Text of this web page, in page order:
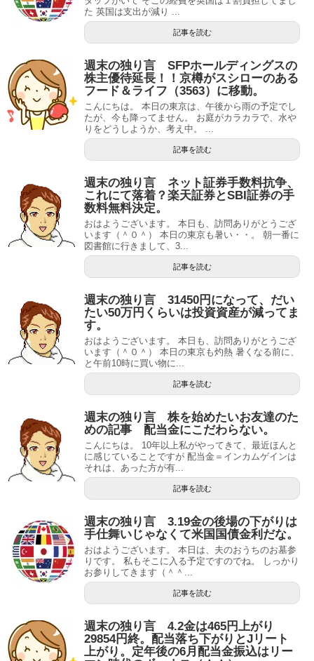
た 英国は支出が減り ...
記事を読む
週末の独り言 SFPホールディングスの
株主優待延長！！京樽がスシローのある
フード＆ライフ（3563）に移動。
こんにちは。 本日の東京は、午後から雨の予定でし
たが、今も降ってません。 お庭がカラカラで、水や
りをどうしようか、考え中。 ...
記事を読む
週末の独り言 ネット証券手数料抗争、
これにて落着？楽天証券とSBI証券の手
数料無料決定。
おはようございます。 本日も、訪問ありがとうござ
います（＾０＾） 本日の東京も暑い・・。 朝一番に
図書館に行きまして、3...
記事を読む
週末の独り言 31450円になって、だい
たい50万円くらいは投資資産が減ってま
す。
おはようございます。 本日も、訪問ありがとうござ
います（＾０＾） 本日の東京も灼熱 暑くなる前に、
と午前10時に買い物に...
記事を読む
週末の独り言 株を始めたいお友達のた
めの記事 配当金にこだわらない。
こんにちは。 10年以上私がやってきて、最近ほんと
に感じていることですが 配当金＝インカムゲインは
それは、あった方が有...
記事を読む
週末の独り言 3.19金の後場の下がりは
手仕舞いじゃなくて米国国債金利だな。
おはようございます。 本日は、夫のおうちのお墓参
りです。 私もそこに入る予定ですのでね。 しっかり
お参りしてきます（＾＾...
記事を読む
週末の独り言 4.2金は465円上がり
29854円終。配当落ち下がりとJリート
上がり。定年後の6月配当金振込はリー